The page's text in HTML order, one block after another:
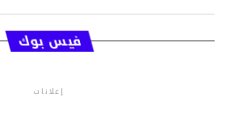
قسم الاخبار
فيس بوك
إعلانات